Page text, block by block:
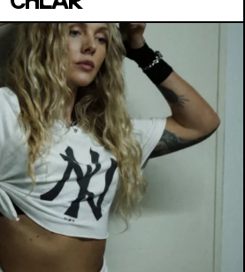
DE KEROUAL
04 juillet